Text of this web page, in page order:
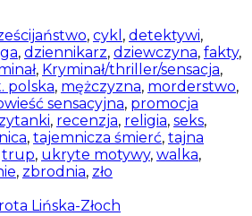
, cykl , detektywi,
, dziennikarz, dziewczyna, fakty,
, Kryminał/thriller/sensacja,
polska, mężczyzna, morderstwo,
sensacyjna, promocja
, recenzja, religia, seks,
, tajemnicza śmierć, tajna
trup, ukryte motywy, walka,
, zbrodnia, zło
Lińska-Złoch